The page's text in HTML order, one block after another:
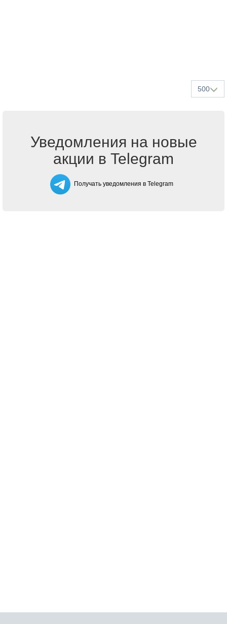
500
Уведомления на новые
акции в Telegram
Получать уведомления в Telegram